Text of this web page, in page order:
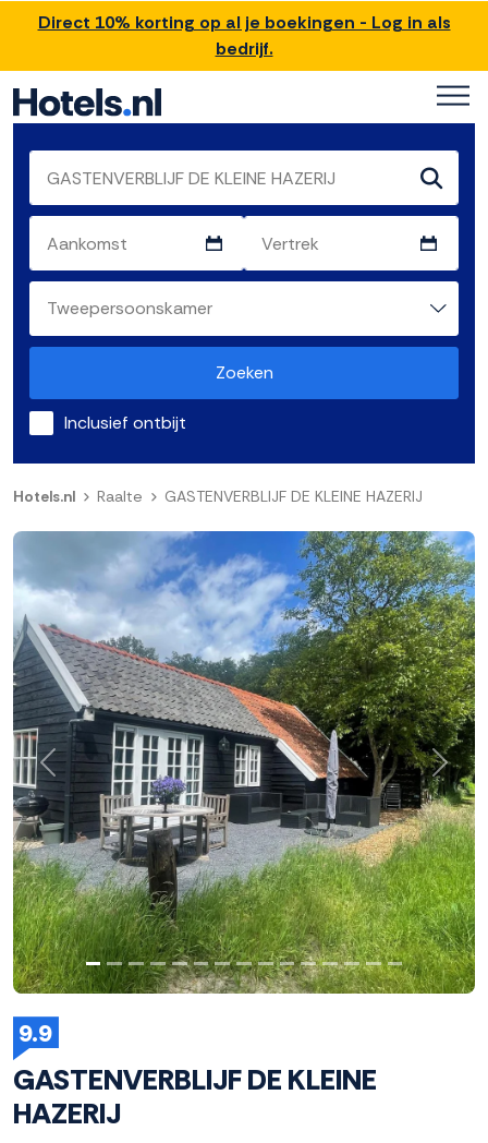
Direct 10% korting op al je boekingen - Log in als
bedrijf.
Zoeken
Inclusief ontbijt
Hotels.nl Raalte GASTENVERBLIJF DE KLEINE HAZERIJ
9.9
GASTENVERBLIJF DE KLEINE
HAZERIJ